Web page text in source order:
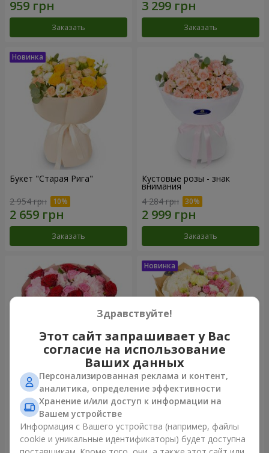
Заказать Заказать
Букет "Старая Рига"
2 954 грн
Заказать
Кустовые розы - знак
внимания
4 284 грн
Заказать
Букет "Очарование роз и
гортензий"
3 799 грн
Заказать
Букет "Лайза"
Заказать
Здравствуйте!
Этот сайт запрашивает у Вас
согласие на использование
Ваших данных
Персонализированная реклама и контент,
аналитика, определение эффективности
Хранение и/или доступ к информации на
Вашем устройстве
Информация с Вашего устройства (например, файлы
cookie и уникальные идентификаторы) будет доступна